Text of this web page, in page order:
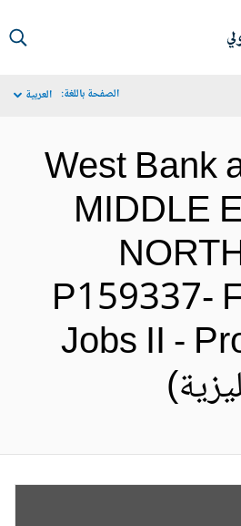
الصفحة باللغة: العربية
West
MIDDLE
P159337-
Jobs II -